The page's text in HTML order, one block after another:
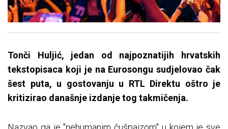
Tonči Huljić, jedan od najpoznatijih hrvatskih
tekstopisaca koji je na Eurosongu sudjelovao čak
šest puta, u gostovanju u RTL Direktu oštro je
kritizirao današnje izdanje tog takmičenja.